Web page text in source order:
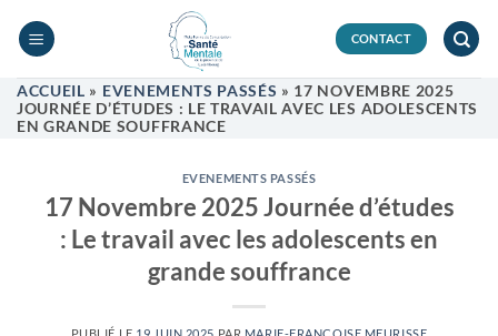
CONTACT
ACCUEIL » EVENEMENTS PASSÉS » 17 NOVEMBRE 2025
JOURNÉE D’ÉTUDES : LE TRAVAIL AVEC LES ADOLESCENTS
EN GRANDE SOUFFRANCE
EVENEMENTS PASSÉS
17 Novembre 2025 Journée d’études
: Le travail avec les adolescents en
grande souffrance
PUBLIÉ LE 19 JUIN 2025 PAR MARIE-FRANCOISE MEURISSE